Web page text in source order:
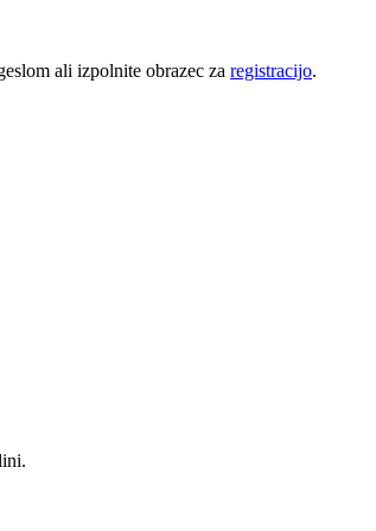
ali izpolnite obrazec za registracijo.